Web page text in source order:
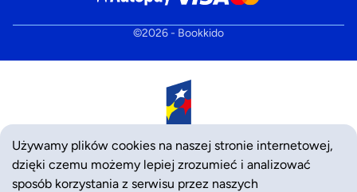
©2026- Bookkido
Używamy plików cookies na naszej stronie internetowej,
dzięki czemu możemy lepiej zrozumieć i analizować
sposób korzystania z serwisu przez naszych